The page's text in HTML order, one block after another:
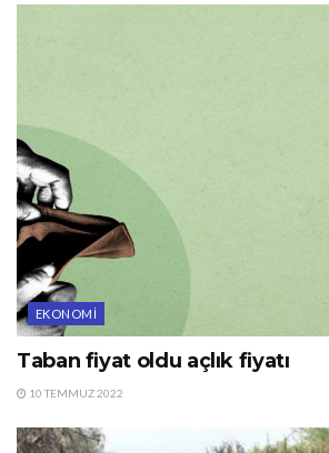
EKONOMI
Taban fiyat oldu açlık fiyatı
10 TEMMUZ 2022